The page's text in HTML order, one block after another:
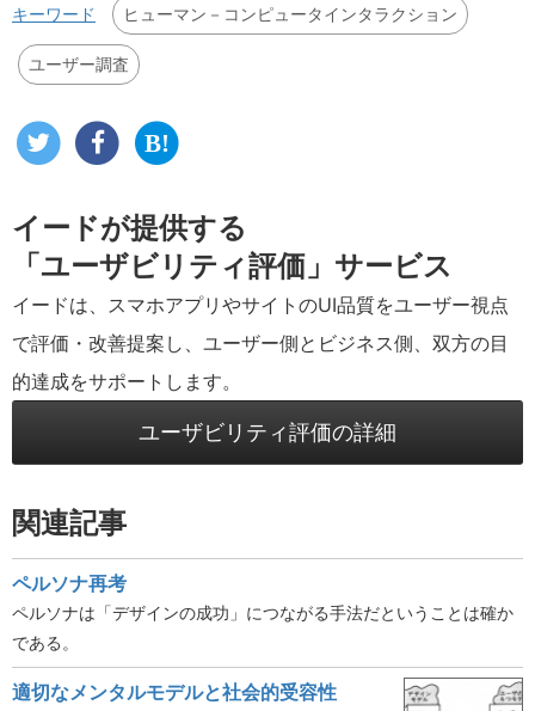
キーワード ヒューマン－コンピュータインタラクション
ユーザー調査
イードが提供する
「ユーザビリティ評価」サービス
イードは、スマホアプリやサイトのUI品質をユーザー視点
で評価・改善提案し、ユーザー側とビジネス側、双方の目
的達成をサポートします。
ユーザビリティ評価の詳細
関連記事
ペルソナ再考
ペルソナは「デザインの成功」につながる手法だということは確か
である。
適切なメンタルモデルと社会的受容性